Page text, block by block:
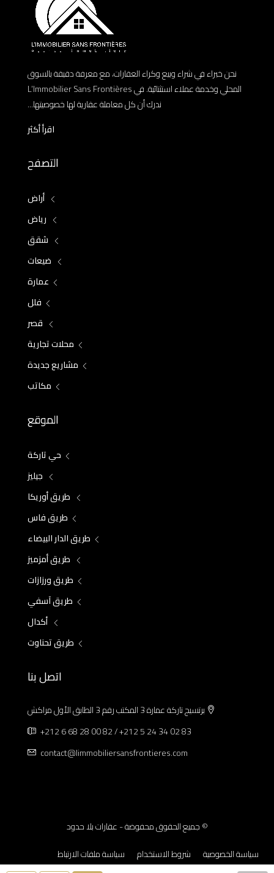
نحن خبراء في شراء وبيع وكراء العقارات، مع معرفة دقيقة بالسوق
المحلي وخدمة عملاء استثنائية. في L’Immobilier Sans Frontières
ندرك أن كل معاملة عقارية لها خصوصيتها...
اقرأ أكثر
التصفح
أراض
رياض
شقق
ضيعات
عمارة
فلل
قصر
محلات تجارية
مشاريع جديدة
مكاتب
الموقع
حي تاركة
جيليز
طريق أوريكا
طريق فاس
طريق الدار البيضاء
طريق أمزميز
طريق ورزازات
طريق آسفي
أكدال
طريق تحناوت
اتصل بنا
برتسيج تاركة عمارة 3 المكتب رقم 3 الطابق الأول مراكش
+212 6 68 28 00 82 / +212 5 24 34 02 83
contact@limmobiliersansfrontieres.com
© جميع الحقوق محفوضة - عقارات بلا حدود
سياسة الخصوصية
شروط الاستخدام
سياسة ملفات الارتباط
الإشعارات القانونية